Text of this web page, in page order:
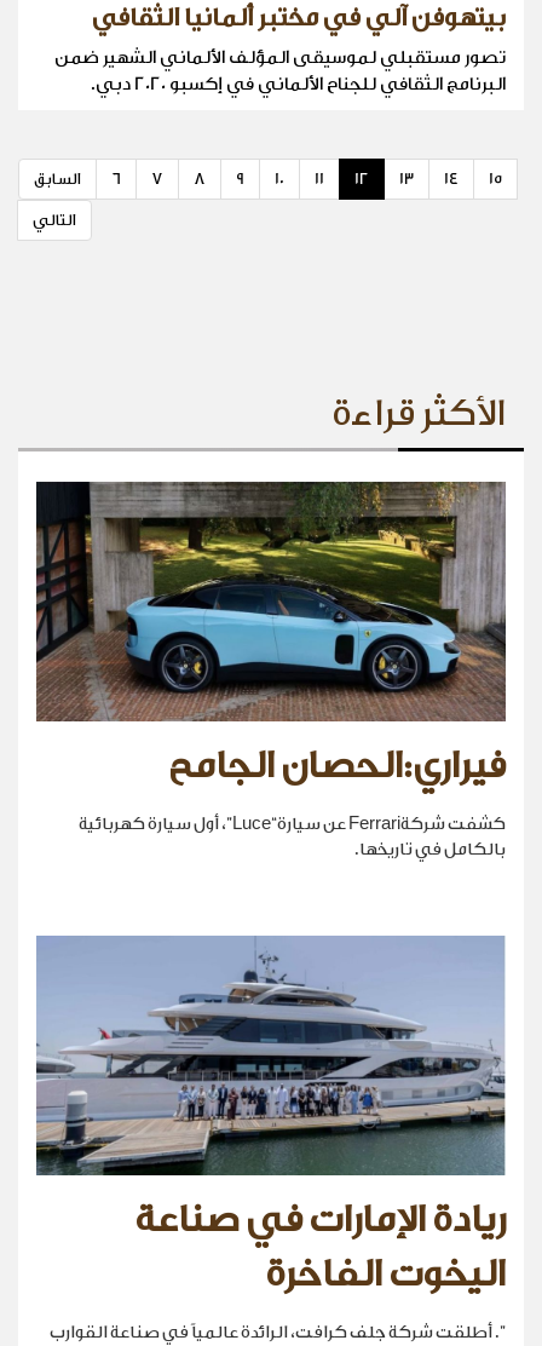
بيتهوفن آلي في مختبر ألمانيا الثقافي
تصور مستقبلي لموسيقى المؤلف الألماني الشهير ضمن
البرنامج الثقافي للجناح الألماني في إكسبو 2020 دبي.
السابق 6 7 8 9 10 11 12 13 14 15
التالي
الأكثر قراءة
فيراري:الحصان الجامح
كشفت شركةFerrari عن سيارة“Luce”، أول سيارة كهربائية
بالكامل في تاريخها.
ريادة الإمارات في صناعة
اليخوت الفاخرة
". أطلقت شركة جلف كرافت، الرائدة عالمياً في صناعة القوارب